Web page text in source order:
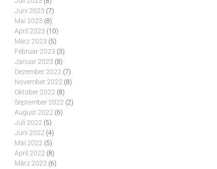
Juni 2023 (7)
Mai 2023 (8)
April 2023 (10)
März 2023 (5)
Februar 2023 (3)
Januar 2023 (8)
Dezember 2022 (7)
November 2022 (8)
Oktober 2022 (8)
September 2022 (2)
August 2022 (6)
Juli 2022 (5)
Juni 2022 (4)
Mai 2022 (5)
April 2022 (8)
März 2022 (6)